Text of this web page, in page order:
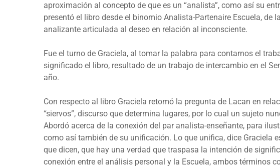
aproximación al concepto de que es un “analista”, como así su
presentó el libro desde el binomio Analista-Partenaire Escuela,
analizante articulada al deseo en relación al inconsciente.
Fue el turno de Graciela, al tomar la palabra para contarnos el
significado el libro, resultado de un trabajo de intercambio en el
año.
Con respecto al libro Graciela retomó la pregunta de Lacan en
“siervos”, discurso que determina lugares, por lo cual un sujeto
Abordó acerca de la conexión del par analista-enseñante, para
como así también de su unificación. Lo que unifica, dice Graciela
que dicen, que hay una verdad que traspasa la intención de
conexión entre el análisis personal y la Escuela, ambos términos